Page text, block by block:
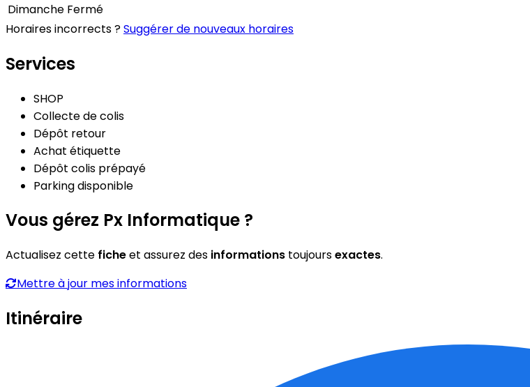
Dimanche Fermé
Horaires incorrects ?Suggérer de nouveaux horaires
Services
SHOP
Collecte de colis
Dépôt retour
Achat étiquette
Dépôt colis prépayé
Parking disponible
Vous gérez Px Informatique ?
Actualisez cette ficheet assurez des informations toujoursexactes.
Mettre à jour mes informations
Itinéraire